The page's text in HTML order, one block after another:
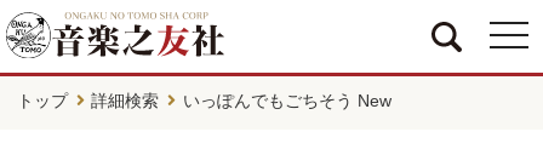
トップ 詳細検索 いっぽんでもごちそう New